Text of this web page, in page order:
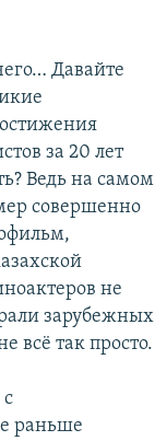
Давайте
за 20 лет
Ведь на самом
совершенно
не
зарубежных
всё так просто.
раньше